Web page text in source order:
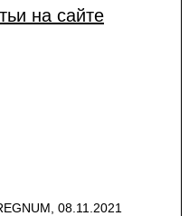
на сайте
08.11.2021